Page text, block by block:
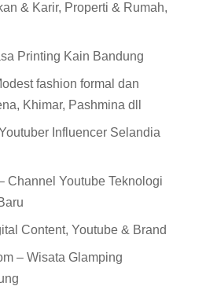
& Karir, Properti & Rumah,
Printing Kain Bandung
fashion formal dan
Khimar, Pashmina dll
Influencer Selandia
Channel Youtube Teknologi
Content, Youtube & Brand
– Wisata Glamping